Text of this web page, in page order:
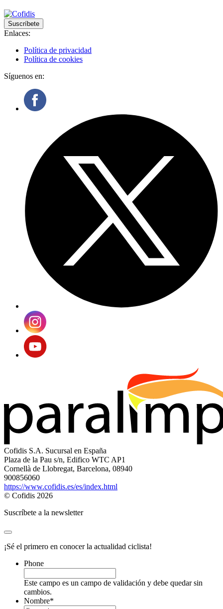
Suscríbete
Enlaces:
Política de privacidad
Política de cookies
Síguenos en:
Cofidis S.A. Sucursal en España
Plaza de la Pau s/n, Edifico WTC AP1
Cornellà de Llobregat, Barcelona, 08940
900856060
https://www.cofidis.es/es/index.html
© Cofidis 2026
Suscríbete a la newsletter
¡Sé el primero en conocer la actualidad ciclista!
Phone
Este campo es un campo de validación y debe quedar sin
cambios.
Nombre*